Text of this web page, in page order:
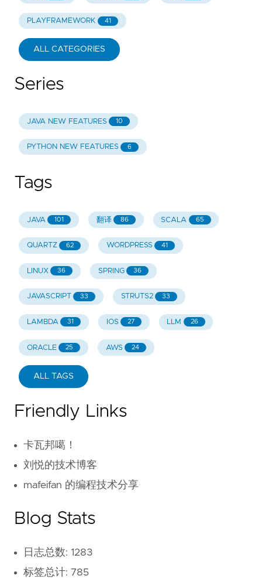
PLAYFRAMEWORK 41
ALL CATEGORIES
Series
JAVA NEW FEATURES 10
PYTHON NEW FEATURES 6
Tags
JAVA 101 翻译 86 SCALA 65
QUARTZ 62 WORDPRESS 41
LINUX 36 SPRING 36
JAVASCRIPT 33 STRUTS2 33
LAMBDA 31 IOS 27 LLM 26
ORACLE 25 AWS 24
ALL TAGS
Friendly Links
卡瓦邦噶！
刘悦的技术博客
mafeifan 的编程技术分享
Blog Stats
日志总数: 1283
标签总计: 785